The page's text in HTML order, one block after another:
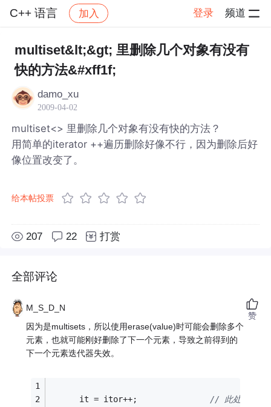
C++ 语言 加入 登录 频道
C++ 语言 帖子详情
multiset&lt;&gt; 里删除几个对象有没有
快的方法&#xff1f;
damo_xu
2009-04-02
multiset<> 里删除几个对象有没有快的方法？
用简单的iterator ++遍历删除好像不行，因为删除后好
像位置改变了。
给本帖投票
207 22 打赏
全部评论
M_S_D_N
因为是multisets，所以使用erase(value)时可能会删除多个
元素，也就可能刚好删除了下一个元素，导致之前得到的
下一个元素迭代器失效。
      it = itor++;
// 此处得到下
赞